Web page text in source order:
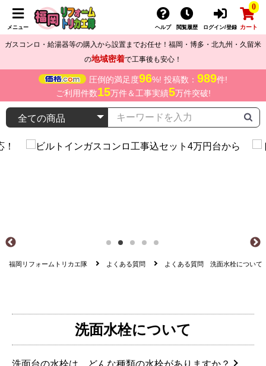
メニュー ヘルプ 閲覧履歴 ログイン/登録
0
カート
ガスコンロ・給湯器等の購入から設置までお任せ！福岡・博多・北九州・久留米
の地域密着で工事後も安心！
圧倒的満足度96%! 投稿数： 989件!
ご利用件数15万件＆工事実績5万件突破!
福岡リフォームトリカエ隊 よくある質問 よくある質問 洗面水栓について
洗面水栓について